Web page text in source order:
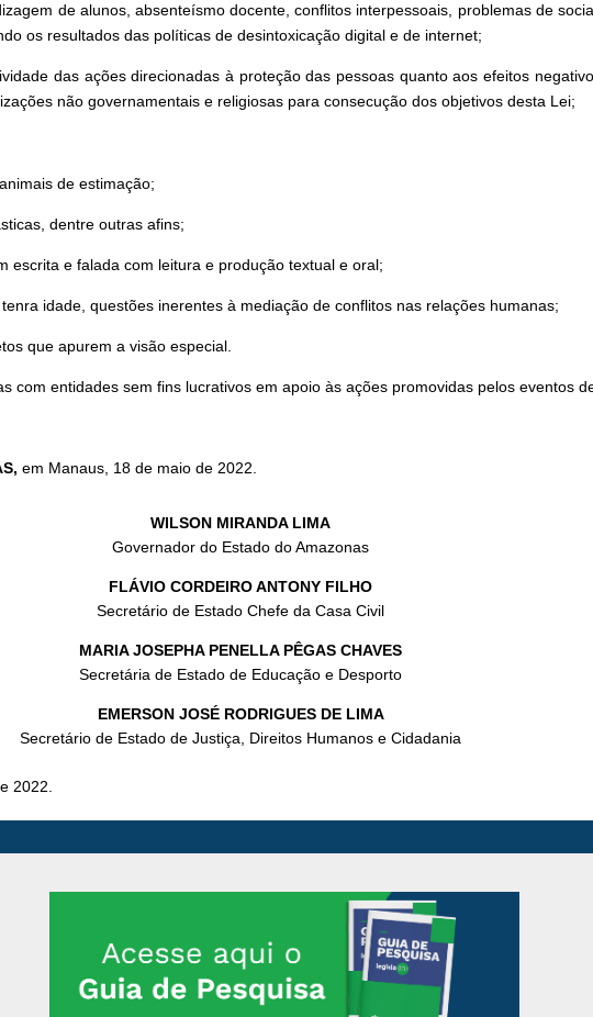
de alunos, absenteísmo docente, conflitos interpessoais, problemas de
os resultados das políticas de desintoxicação digital e de internet;
das ações direcionadas à proteção das pessoas quanto aos efeitos
não governamentais e religiosas para consecução dos objetivos desta Lei;
de estimação;
dentre outras afins;
escrita e falada com leitura e produção textual e oral;
idade, questões inerentes à mediação de conflitos nas relações humanas;
que apurem a visão especial.
com entidades sem fins lucrativos em apoio às ações promovidas pelos eventos
,em Manaus, 18 de maio de 2022.
WILSON MIRANDA LIMA
Governador do Estado do Amazonas
FLÁVIO CORDEIRO ANTONY FILHO
Secretário de Estado Chefe da Casa Civil
MARIA JOSEPHA PENELLA PÊGAS CHAVES
Secretária de Estado de Educação e Desporto
EMERSON JOSÉ RODRIGUES DE LIMA
Secretário de Estado de Justiça, Direitos Humanos e Cidadania
2022.